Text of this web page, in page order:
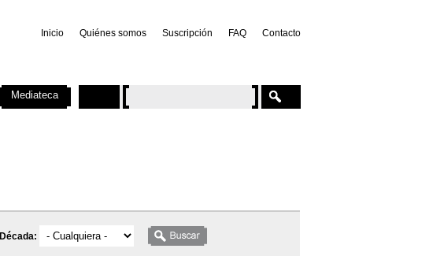
Inicio Quiénes somos Suscripción FAQ Contacto
Década:
Mediateca